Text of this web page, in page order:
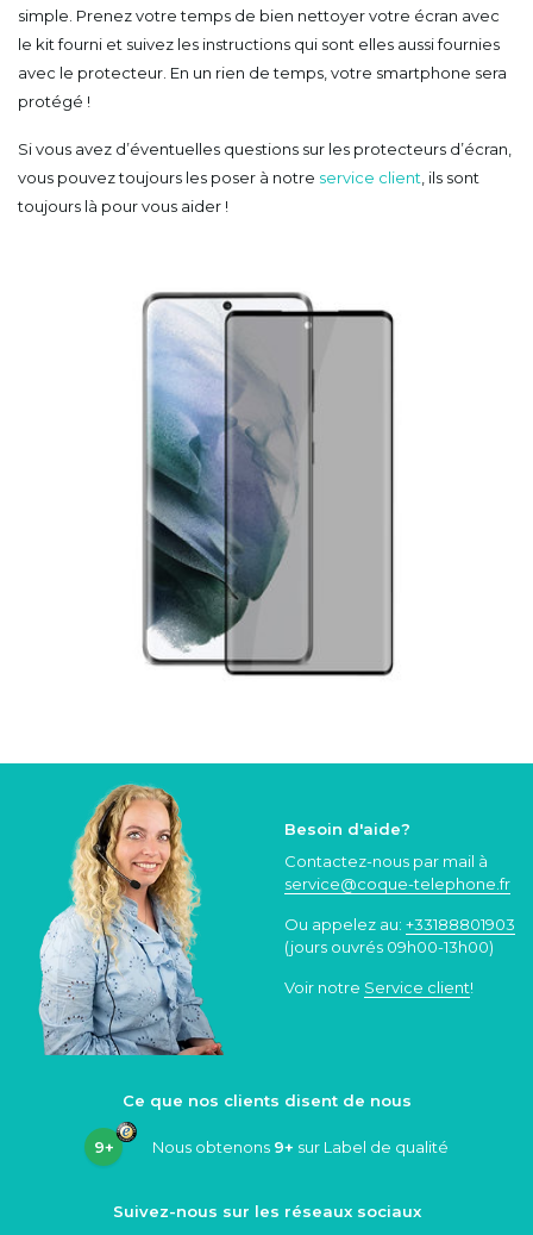
simple. Prenez votre temps de bien nettoyer votre écran avec
le kit fourni et suivez les instructions qui sont elles aussi fournies
avec le protecteur. En un rien de temps, votre smartphone sera
protégé !
Si vous avez d’éventuelles questions sur les protecteurs d’écran,
vous pouvez toujours les poser à notre service client , ils sont
toujours là pour vous aider !
Besoin d'aide?
Contactez-nous par mail à
service@coque-telephone.fr
Ou appelez au: +33188801903
(jours ouvrés 09h00-13h00)
Voir notre Service client!
Ce que nos clients disent de nous
9+ Nous obtenons 9+ sur Label de qualité
Suivez-nous sur les réseaux sociaux